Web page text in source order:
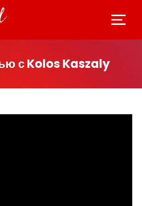
с Kolos Kaszaly